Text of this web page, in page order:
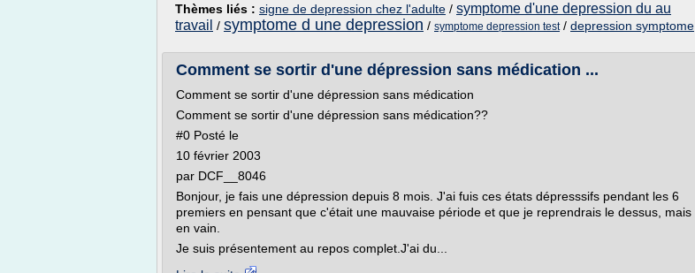
Thèmes liés : signe de depression chez l'adulte / symptome d'une depression du au
travail / symptome d une depression / symptome depression test/ depression symptome
Comment se sortir d'une dépression sans médication ...
Comment se sortir d'une dépression sans médication
Comment se sortir d'une dépression sans médication??
#0 Posté le
10 février 2003
par DCF__8046
Bonjour, je fais une dépression depuis 8 mois. J'ai fuis ces états dépresssifs pendant les 6
premiers en pensant que c'était une mauvaise période et que je reprendrais le dessus, mais
en vain.
Je suis présentement au repos complet.J'ai du...